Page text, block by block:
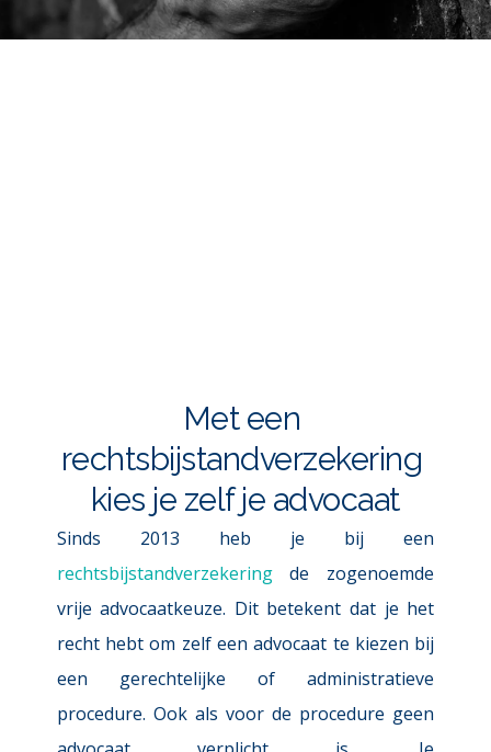
Met een
rechtsbijstandverzekering
kies je zelf je advocaat
rechtsbijstandverzekering de zogenoemde
vrije advocaatkeuze. Dit betekent dat je het
recht hebt om zelf een advocaat te kiezen bij
een gerechtelijke of administratieve
procedure. Ook als voor de procedure geen